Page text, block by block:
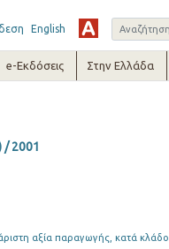
English
e-Εκδόσεις Στην Ελλάδα
/ 2001
αξία παραγωγής, κατά κλάδο